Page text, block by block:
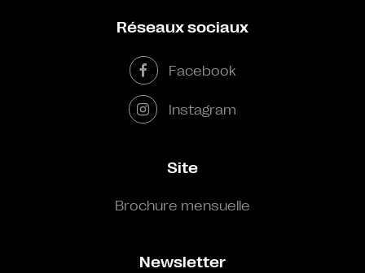
Réseaux sociaux
Facebook
Instagram
Site
Brochure mensuelle
Newsletter